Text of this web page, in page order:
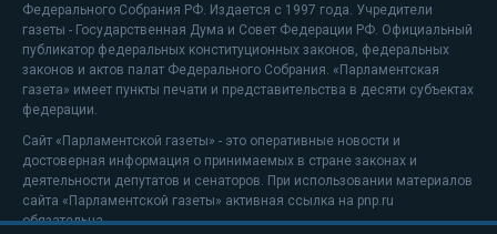
Федерального Собрания РФ. Издается с 1997 года. Учредители
газеты - Государственная Дума и Совет Федерации РФ. Официальный
публикатор федеральных конституционных законов, федеральных
законов и актов палат Федерального Собрания. «Парламентская
газета» имеет пункты печати и представительства в десяти субъектах
федерации.
Сайт «Парламентской газеты» - это оперативные новости и
достоверная информация о принимаемых в стране законах и
деятельности депутатов и сенаторов. При использовании материалов
сайта «Парламентской газеты» активная ссылка на pnp.ru
обязательна.